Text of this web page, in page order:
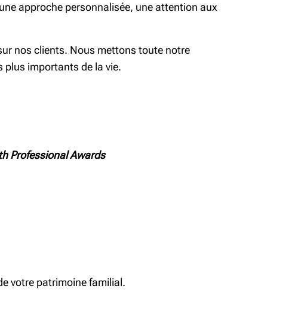
approche personnalisée, une attention aux
nos clients. Nous mettons toute notre
plus importants de la vie.
Professional Awards
votre patrimoine familial.